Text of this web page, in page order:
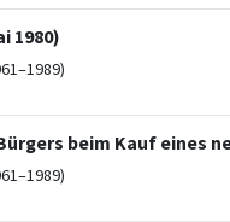
1980)
beim Kauf eines